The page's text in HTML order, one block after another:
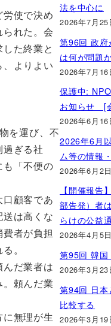
使で決め
れた。会
た終業と
よりよい
を運び、不
ぎる社
「不便の
顧客であ
は高くな
者が負担
。
だ業者は
頼んだ業
無理が生
法を中心に
2026年7月25
第96回 政府
は何が問題
2026年7月16
保護中:
お知らせ [
2026年6月16
2026年6月
ム等の情報
2026年6月2日
【開催報
部告発）者
らけの公益
2026年4月5日
第95回 韓国
2026年3月23
第94回 日本
比較する
2026年3月19